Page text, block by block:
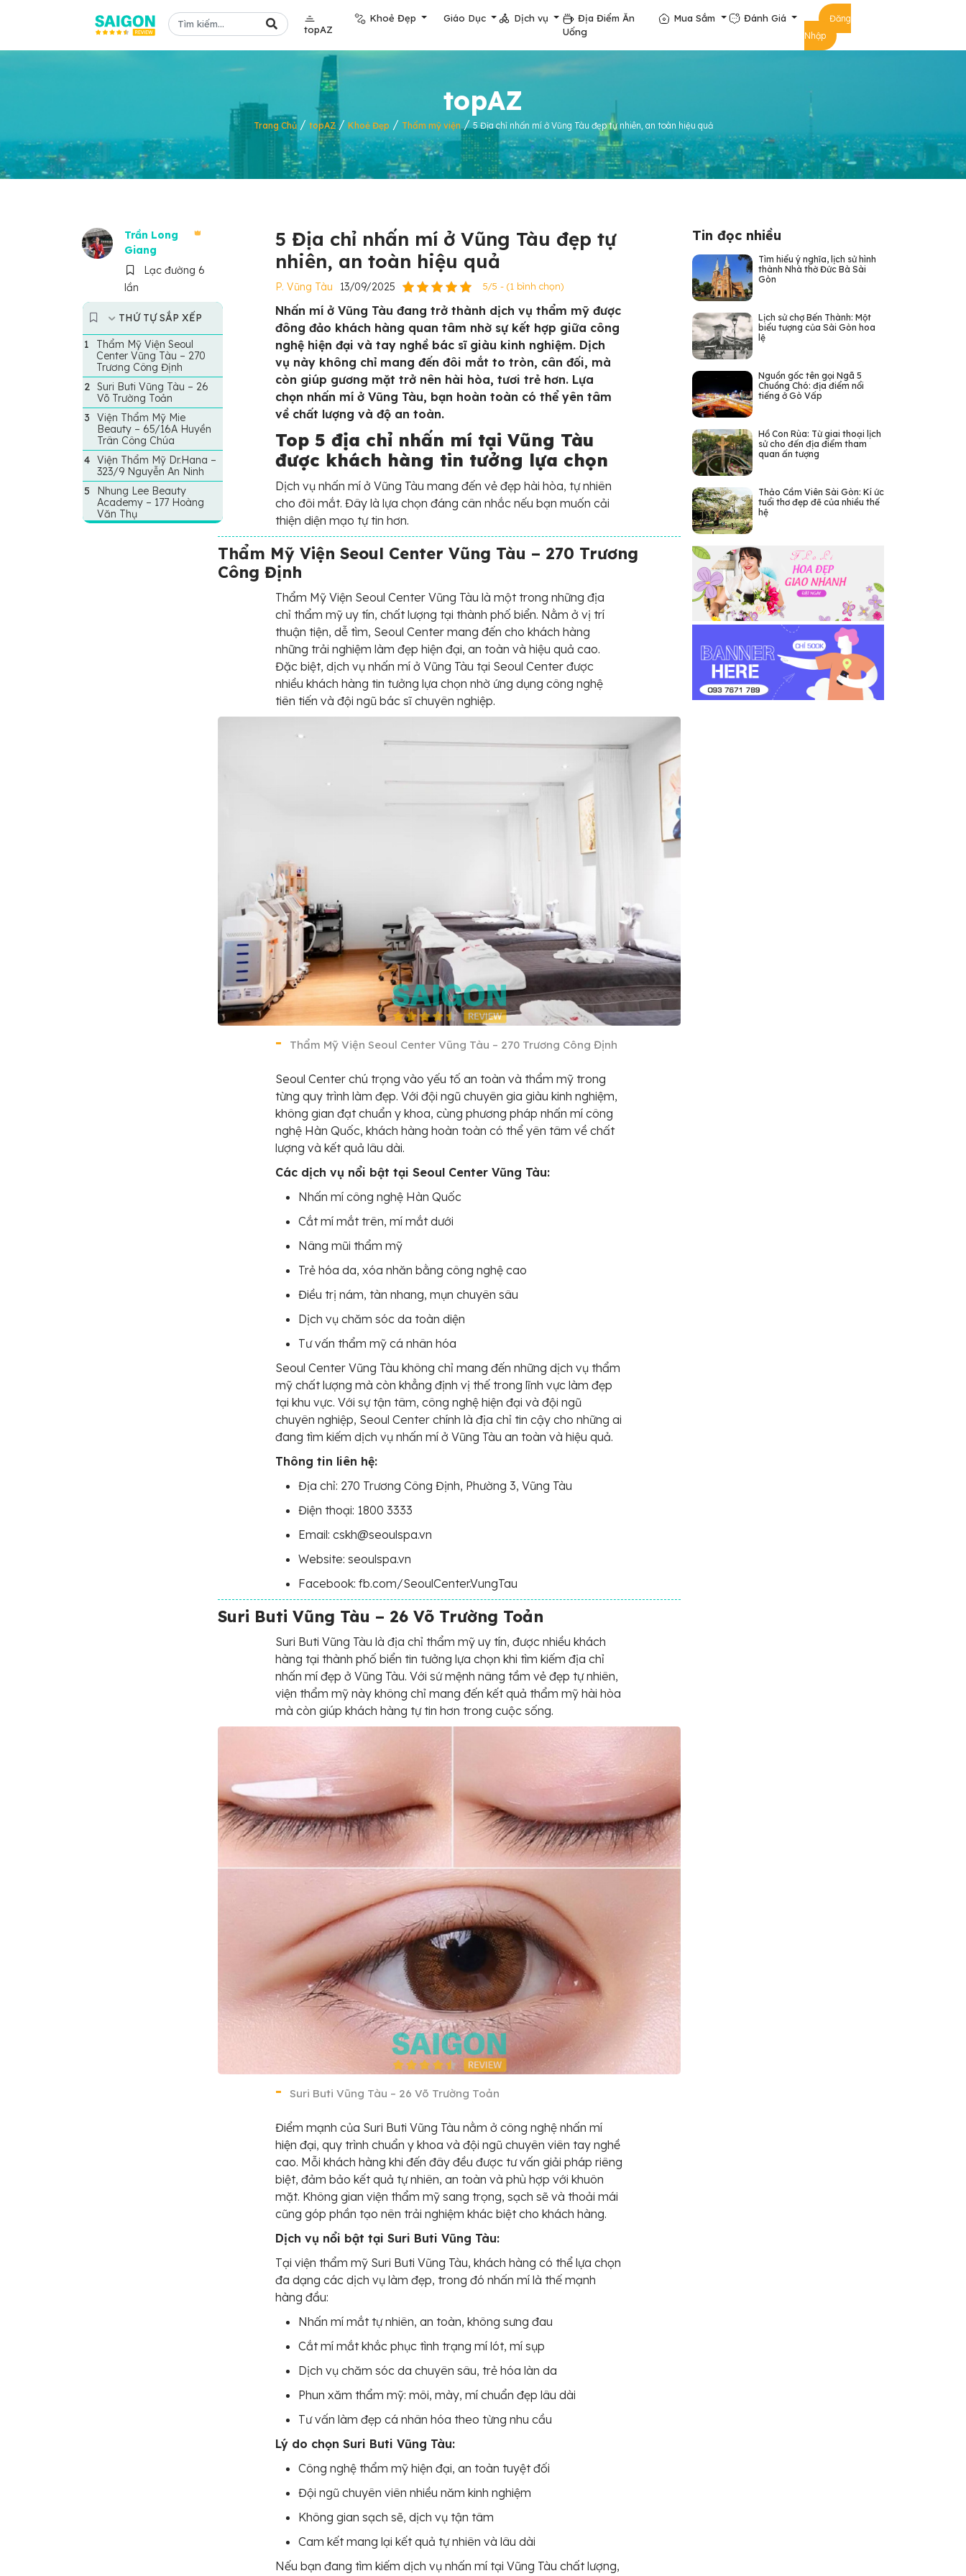
topAZ
Khoẻ Đẹp Giáo Dục Dịch vụ
Địa Điểm Ăn
Uống
Mua Sắm Đánh Giá
Đăng
Nhập
topAZ
Trang Chủ/ topAZ/ Khoẻ Đẹp / Thẩm mỹ viện /5 Địa chỉ nhấn mí ở Vũng Tàu đẹp tự nhiên, an toàn hiệu quả
Trần Long
Giang
Lạc đường 6
lần
5 Địa chỉ nhấn mí ở Vũng Tàu đẹp tự
nhiên, an toàn hiệu quả
P. Vũng Tàu 13/09/2025 5/5 - (1 bình chọn)
THỨ TỰ SẮP XẾP
Thẩm Mỹ Viện Seoul
Center Vũng Tàu – 270
Trương Công Định
Suri Buti Vũng Tàu – 26
Võ Trường Toản
Viện Thẩm Mỹ Mie
Beauty – 65/16A Huyền
Trân Công Chúa
Viện Thẩm Mỹ Dr.Hana –
323/9 Nguyễn An Ninh
Nhung Lee Beauty
Academy – 177 Hoàng
Văn Thụ
Nhấn mí ở Vũng Tàu đang trở thành dịch vụ thẩm mỹ được
đông đảo khách hàng quan tâm nhờ sự kết hợp giữa công
nghệ hiện đại và tay nghề bác sĩ giàu kinh nghiệm. Dịch
vụ này không chỉ mang đến đôi mắt to tròn, cân đối, mà
còn giúp gương mặt trở nên hài hòa, tươi trẻ hơn. Lựa
chọn nhấn mí ở Vũng Tàu, bạn hoàn toàn có thể yên tâm
về chất lượng và độ an toàn.
Top 5 địa chỉ nhấn mí tại Vũng Tàu
được khách hàng tin tưởng lựa chọn
Dịch vụ nhấn mí ở Vũng Tàu mang đến vẻ đẹp hài hòa, tự nhiên
cho đôi mắt. Đây là lựa chọn đáng cân nhắc nếu bạn muốn cải
thiện diện mạo tự tin hơn.
Thẩm Mỹ Viện Seoul Center Vũng Tàu – 270 Trương
Công Định
Thẩm Mỹ Viện Seoul Center Vũng Tàu là một trong những địa
chỉ thẩm mỹ uy tín, chất lượng tại thành phố biển. Nằm ở vị trí
thuận tiện, dễ tìm, Seoul Center mang đến cho khách hàng
những trải nghiệm làm đẹp hiện đại, an toàn và hiệu quả cao.
Đặc biệt, dịch vụ nhấn mí ở Vũng Tàu tại Seoul Center được
nhiều khách hàng tin tưởng lựa chọn nhờ ứng dụng công nghệ
tiên tiến và đội ngũ bác sĩ chuyên nghiệp.
Thẩm Mỹ Viện Seoul Center Vũng Tàu – 270 Trương Công Định
Seoul Center chú trọng vào yếu tố an toàn và thẩm mỹ trong
từng quy trình làm đẹp. Với đội ngũ chuyên gia giàu kinh nghiệm,
không gian đạt chuẩn y khoa, cùng phương pháp nhấn mí công
nghệ Hàn Quốc, khách hàng hoàn toàn có thể yên tâm về chất
lượng và kết quả lâu dài.
Các dịch vụ nổi bật tại Seoul Center Vũng Tàu:
Nhấn mí công nghệ Hàn Quốc
Cắt mí mắt trên, mí mắt dưới
Nâng mũi thẩm mỹ
Trẻ hóa da, xóa nhăn bằng công nghệ cao
Điều trị nám, tàn nhang, mụn chuyên sâu
Dịch vụ chăm sóc da toàn diện
Tư vấn thẩm mỹ cá nhân hóa
Seoul Center Vũng Tàu không chỉ mang đến những dịch vụ thẩm
mỹ chất lượng mà còn khẳng định vị thế trong lĩnh vực làm đẹp
tại khu vực. Với sự tận tâm, công nghệ hiện đại và đội ngũ
chuyên nghiệp, Seoul Center chính là địa chỉ tin cậy cho những ai
đang tìm kiếm dịch vụ nhấn mí ở Vũng Tàu an toàn và hiệu quả.
Thông tin liên hệ:
Địa chỉ: 270 Trương Công Định, Phường 3, Vũng Tàu
Điện thoại: 1800 3333
Email: cskh@seoulspa.vn
Website: seoulspa.vn
Facebook: fb.com/SeoulCenter.VungTau
Suri Buti Vũng Tàu – 26 Võ Trường Toản
Suri Buti Vũng Tàu là địa chỉ thẩm mỹ uy tín, được nhiều khách
hàng tại thành phố biển tin tưởng lựa chọn khi tìm kiếm địa chỉ
nhấn mí đẹp ở Vũng Tàu. Với sứ mệnh nâng tầm vẻ đẹp tự nhiên,
viện thẩm mỹ này không chỉ mang đến kết quả thẩm mỹ hài hòa
mà còn giúp khách hàng tự tin hơn trong cuộc sống.
Suri Buti Vũng Tàu – 26 Võ Trường Toản
Điểm mạnh của Suri Buti Vũng Tàu nằm ở công nghệ nhấn mí
hiện đại, quy trình chuẩn y khoa và đội ngũ chuyên viên tay nghề
cao. Mỗi khách hàng khi đến đây đều được tư vấn giải pháp riêng
biệt, đảm bảo kết quả tự nhiên, an toàn và phù hợp với khuôn
mặt. Không gian viện thẩm mỹ sang trọng, sạch sẽ và thoải mái
cũng góp phần tạo nên trải nghiệm khác biệt cho khách hàng.
Dịch vụ nổi bật tại Suri Buti Vũng Tàu:
Tại viện thẩm mỹ Suri Buti Vũng Tàu, khách hàng có thể lựa chọn
đa dạng các dịch vụ làm đẹp, trong đó nhấn mí là thế mạnh
hàng đầu:
Nhấn mí mắt tự nhiên, an toàn, không sưng đau
Cắt mí mắt khắc phục tình trạng mí lót, mí sụp
Dịch vụ chăm sóc da chuyên sâu, trẻ hóa làn da
Phun xăm thẩm mỹ: môi, mày, mí chuẩn đẹp lâu dài
Tư vấn làm đẹp cá nhân hóa theo từng nhu cầu
Lý do chọn Suri Buti Vũng Tàu:
Công nghệ thẩm mỹ hiện đại, an toàn tuyệt đối
Đội ngũ chuyên viên nhiều năm kinh nghiệm
Không gian sạch sẽ, dịch vụ tận tâm
Cam kết mang lại kết quả tự nhiên và lâu dài
Nếu bạn đang tìm kiếm dịch vụ nhấn mí tại Vũng Tàu chất lượng,
Tin đọc nhiều
Tìm hiểu ý nghĩa, lịch sử hình
thành Nhà thờ Đức Bà Sài
Gòn
Lịch sử chợ Bến Thành: Một
biểu tượng của Sài Gòn hoa
lệ
Nguồn gốc tên gọi Ngã 5
Chuồng Chó: địa điểm nổi
tiếng ở Gò Vấp
Hồ Con Rùa: Từ giai thoại lịch
sử cho đến địa điểm tham
quan ấn tượng
Thảo Cầm Viên Sài Gòn: Kí ức
tuổi thơ đẹp đẽ của nhiều thế
hệ